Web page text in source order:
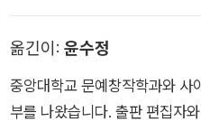
어떤 곳이야?》를 비롯해 동화
당탕탕 야옹이와 바다 끝 괴물
사》 들이 있다. www.buch.jp
옮긴이: 윤수정
중앙대학교 문예창작학과와 사
부를 나왔습니다. 출판 편집자